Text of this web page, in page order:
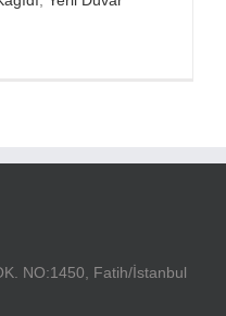
NO:1450, Fatih/İstanbul